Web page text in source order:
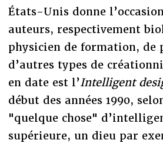
États-Unis donne
auteurs, respectivement
physicien de formation, de
d’autres types de
en date est l’Intelligent
début des années 1990,
"quelque chose"
supérieure, un dieu par